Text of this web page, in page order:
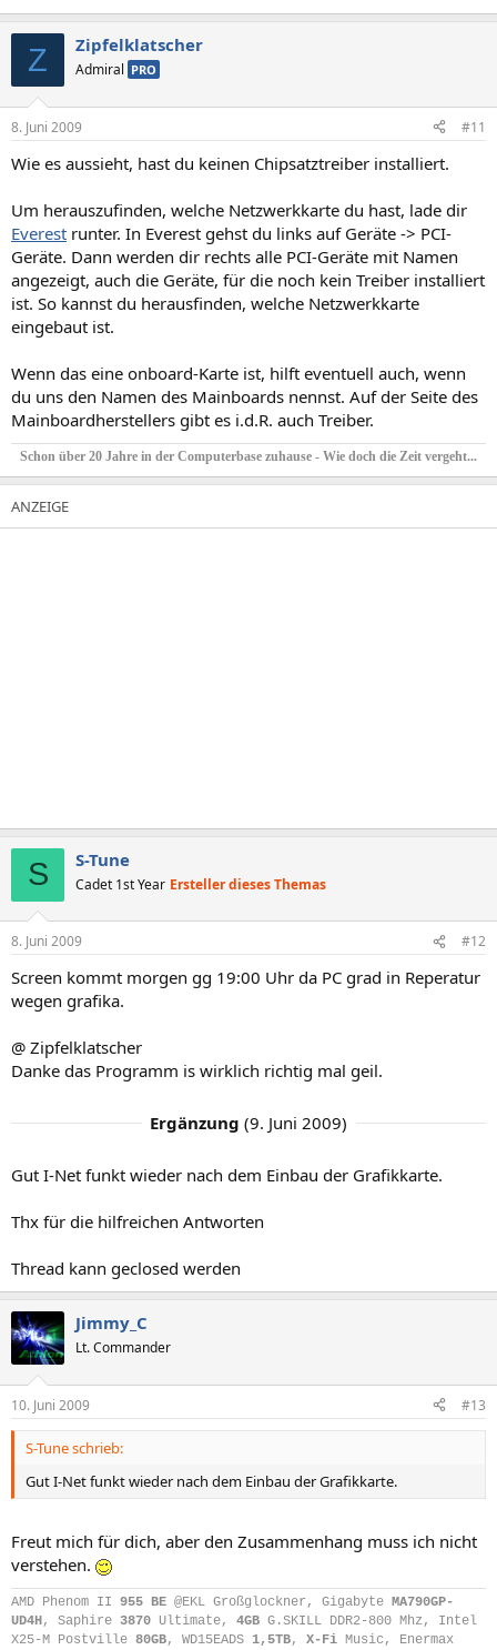
Z Zipfelklatscher
Admiral PRO
8. Juni 2009 #11
Wie es aussieht, hast du keinen Chipsatztreiber installiert.
Um herauszufinden, welche Netzwerkkarte du hast, lade dir
Everest runter. In Everest gehst du links auf Geräte -> PCI-
Geräte. Dann werden dir rechts alle PCI-Geräte mit Namen
angezeigt, auch die Geräte, für die noch kein Treiber installiert
ist. So kannst du herausfinden, welche Netzwerkkarte
eingebaut ist.
Wenn das eine onboard-Karte ist, hilft eventuell auch, wenn
du uns den Namen des Mainboards nennst. Auf der Seite des
Mainboardherstellers gibt es i.d.R. auch Treiber.
Schon über 20 Jahre in der Computerbase zuhause - Wie doch die Zeit vergeht...
S S-Tune
Cadet 1st Year Ersteller dieses Themas
8. Juni 2009 #12
Screen kommt morgen gg 19:00 Uhr da PC grad in Reperatur
wegen grafika.
@ Zipfelklatscher
Danke das Programm is wirklich richtig mal geil.
Ergänzung (9. Juni 2009)
Gut I-Net funkt wieder nach dem Einbau der Grafikkarte.
Thx für die hilfreichen Antworten
Thread kann geclosed werden
Jimmy_C
Lt. Commander
10. Juni 2009 #13
S-Tune schrieb:
Gut I-Net funkt wieder nach dem Einbau der Grafikkarte.
Freut mich für dich, aber den Zusammenhang muss ich nicht
verstehen.
AMD Phenom II 955 BE @EKL Großglockner, Gigabyte MA790GP-
UD4H, Saphire 3870 Ultimate, 4GB G.SKILL DDR2-800 Mhz, Intel
X25-M Postville 80GB, WD15EADS 1,5TB, X-Fi Music, Enermax